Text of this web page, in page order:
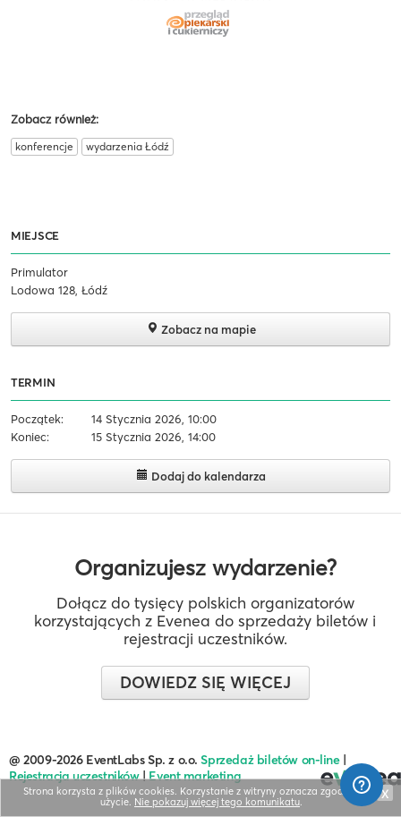
Zobacz również:
konferencje wydarzenia Łódź
MIEJSCE
Primulator
Lodowa 128, Łódź
Zobacz na mapie
TERMIN
Początek:
14 Stycznia 2026, 10:00
Koniec:
15 Stycznia 2026, 14:00
Dodaj do kalendarza
Organizujesz wydarzenie?
Dołącz do tysięcy polskich organizatorów
korzystających z Evenea do sprzedaży biletów i
rejestracji uczestników.
DOWIEDZ SIĘ WIĘCEJ
@ 2009-2026 EventLabs Sp. z o.o.Sprzedaż biletów on-line|
Rejestracja uczestników|Event marketing
Strona korzysta z plików cookies. Korzystanie z witryny oznacza zgodę na ich
użycie. Nie pokazuj więcej tego komunikatu.
X